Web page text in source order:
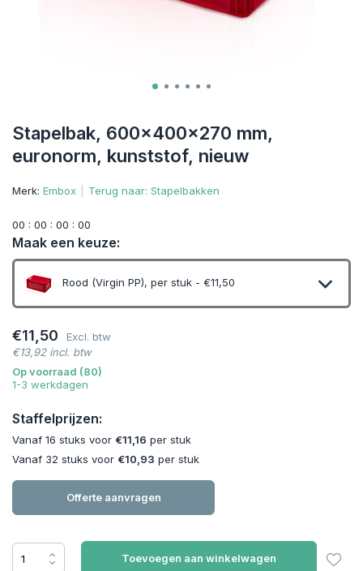
Stapelbak, 600x400x270 mm,
euronorm, kunststof, nieuw
Merk: Embox Terug naar: Stapelbakken
00 : 00 : 00 : 00
Maak een keuze:
Rood (Virgin PP), per stuk - €11,50
€11,50
Excl. btw
€13,92 incl. btw
Op voorraad (80)
1-3 werkdagen
Staffelprijzen:
Vanaf 16 stuks voor €11,16 per stuk
Vanaf 32 stuks voor €10,93 per stuk
Offerte aanvragen
Toevoegen aan winkelwagen